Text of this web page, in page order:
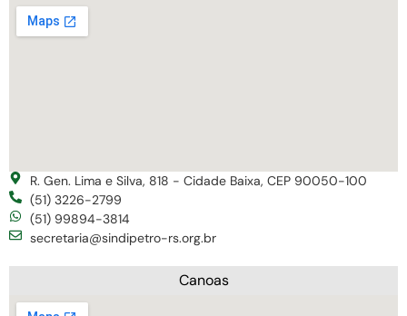
R. Gen. Lima e Silva, 818 - Cidade Baixa, CEP 90050-100
(51) 3226-2799
(51) 99894-3814
secretaria@sindipetro-rs.org.br
Canoas